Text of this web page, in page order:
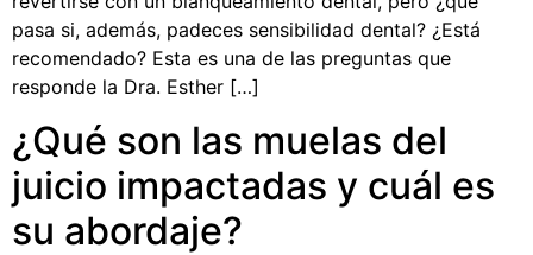
pasa si, además, padeces sensibilidad dental? ¿Está
recomendado? Esta es una de las preguntas que
responde la Dra. Esther […]
¿Qué son las muelas del
juicio impactadas y cuál es
su abordaje?